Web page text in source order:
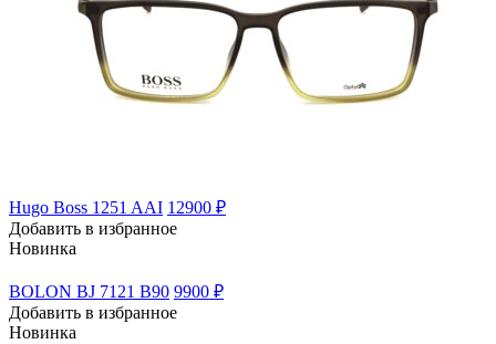
Hugo Boss 1251 AAI 12900 ₽
Добавить в избранное
Новинка
BOLON BJ 7121 B90 9900 ₽
Добавить в избранное
Новинка